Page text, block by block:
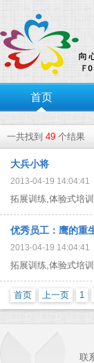
首页
一共找到 49 个结果
大兵小将
2013-04-19
拓展训练,体验式培
优秀员工：鹰的重
2013-04-19
拓展训练,体验式培
首页 上一页 1
联